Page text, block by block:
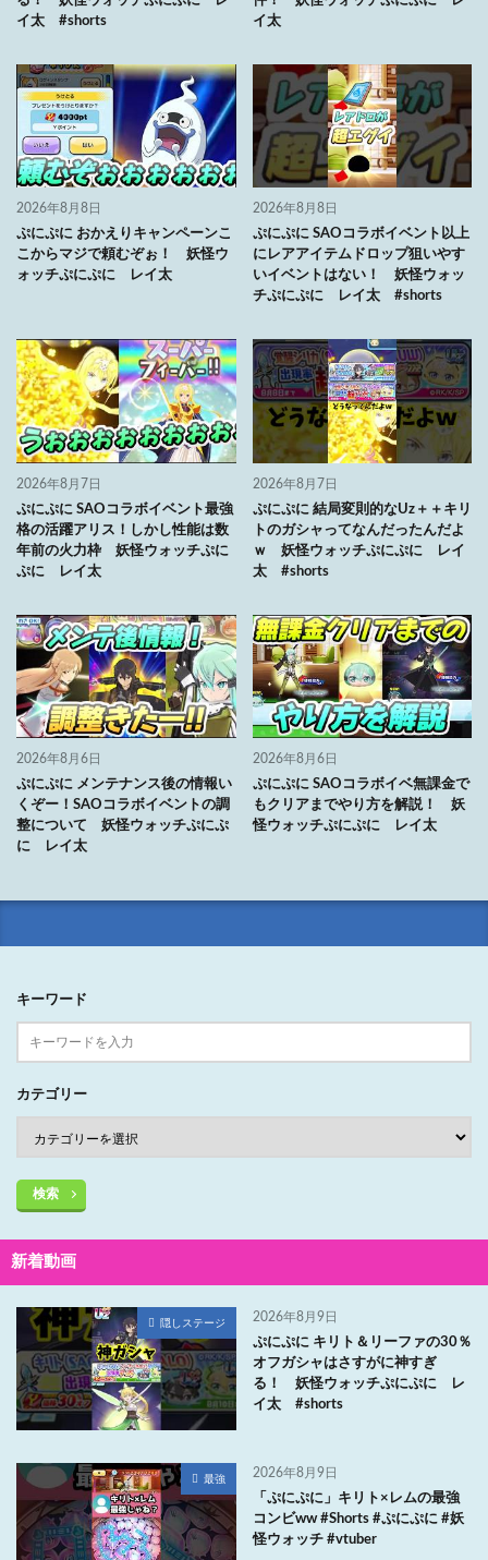
イ太 #shorts
イ太
2026年8月8日
ぷにぷに おかえりキャンペーンこ
こからマジで頼むぞぉ！ 妖怪ウ
ォッチぷにぷに レイ太
2026年8月8日
ぷにぷに SAOコラボイベント以上
にレアアイテムドロップ狙いやす
いイベントはない！ 妖怪ウォッ
チぷにぷに レイ太 #shorts
2026年8月7日
ぷにぷに SAOコラボイベント最強
格の活躍アリス！しかし性能は数
年前の火力枠 妖怪ウォッチぷに
ぷに レイ太
2026年8月7日
ぷにぷに 結局変則的なUz＋＋キリ
トのガシャってなんだったんだよ
ｗ 妖怪ウォッチぷにぷに レイ
太 #shorts
2026年8月6日
ぷにぷに メンテナンス後の情報い
くぞー！SAOコラボイベントの調
整について 妖怪ウォッチぷにぷ
に レイ太
2026年8月6日
ぷにぷに SAOコラボイベ無課金で
もクリアまでやり方を解説！ 妖
怪ウォッチぷにぷに レイ太
キーワード
カテゴリー
検索
新着動画
隠しステージ 2026年8月9日
ぷにぷに キリト＆リーファの30％
オフガシャはさすがに神すぎ
る！ 妖怪ウォッチぷにぷに レ
イ太 #shorts
最強 2026年8月9日
「ぷにぷに」キリト×レムの最強
コンビww #Shorts #ぷにぷに #妖
怪ウォッチ #vtuber